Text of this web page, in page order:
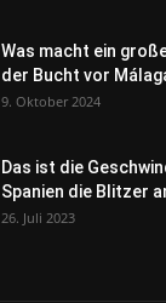
Was macht ein
der Bucht vor
9. Oktober 2024
Das ist die
Spanien die Blitzer
26. Juli 2023